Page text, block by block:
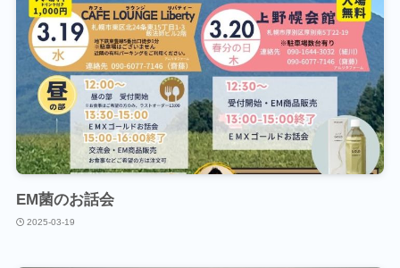
EM菌のお話会
2025-03-19